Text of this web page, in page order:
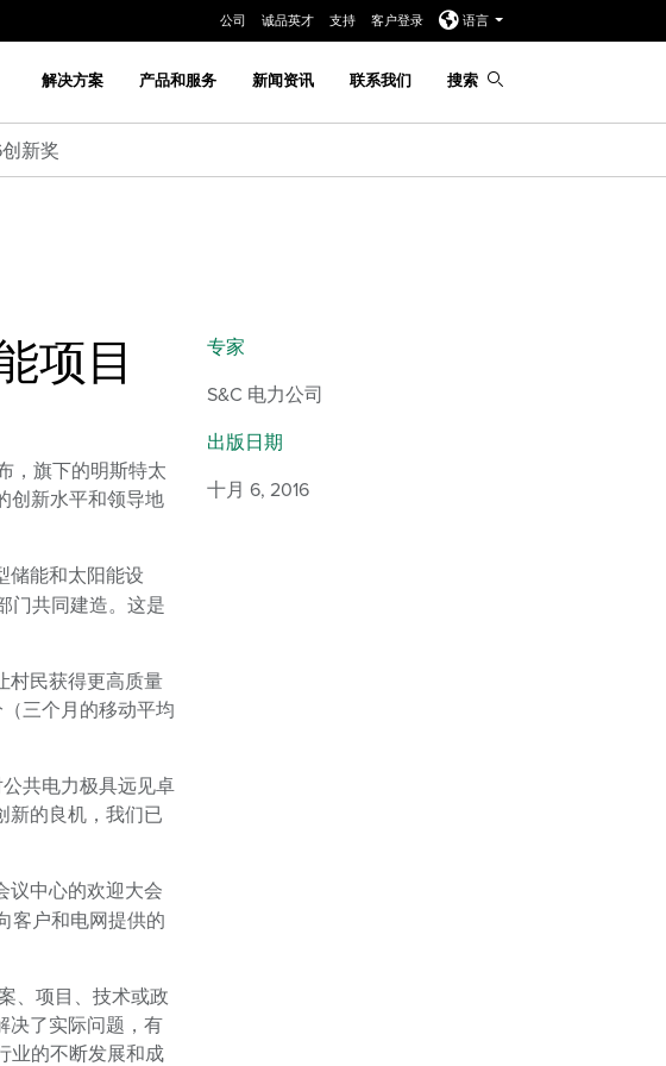
公司 诚品英才 支持 客户登录 语言
解决方案 产品和服务 新闻资讯 联系我们 搜索
新奖
项目
，旗下的明斯特太
创新水平和领导地
储能和太阳能设
门共同建造。这是
村民获得更高质量
三个月的移动平均
共电力极具远见卓
新的良机，我们已
议中心的欢迎大会
客户和电网提供的
、项目、技术或政
决了实际问题，有
业的不断发展和成
专家
S&C 电力公司
出版日期
十月 6, 2016